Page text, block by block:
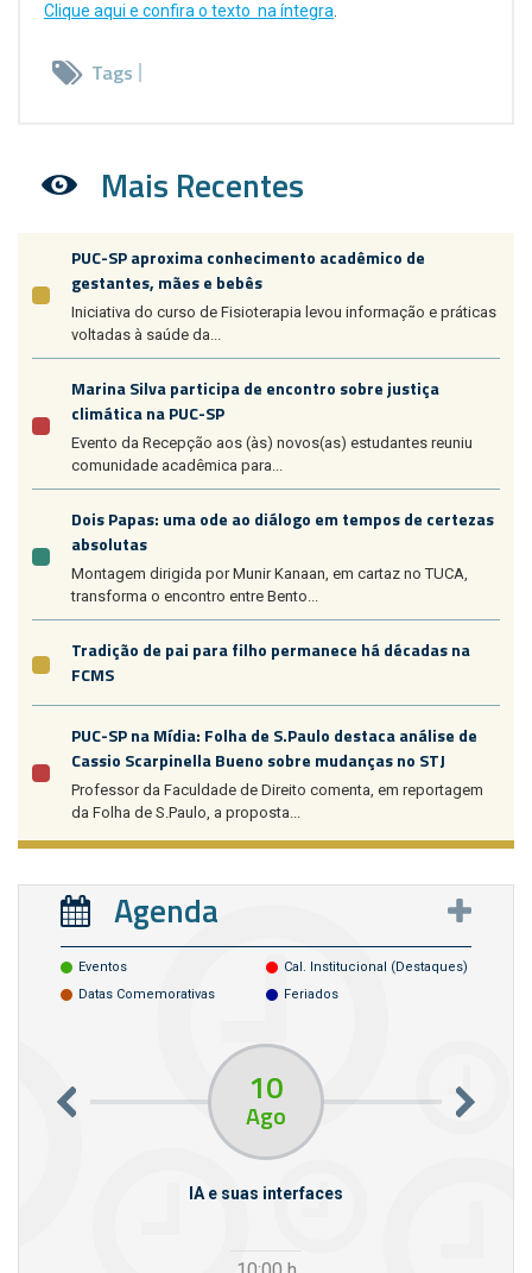
Clique aqui e confira o texto na íntegra
Tags
Mais Recentes
PUC-SP aproxima conhecimento acadêmico de
gestantes, mães e bebês
Iniciativa do curso de Fisioterapia levou informação e práticas
voltadas à saúde da...
Marina Silva participa de encontro sobre justiça
climática na PUC-SP
Evento da Recepção aos (às) novos(as) estudantes reuniu
comunidade acadêmica para...
Dois Papas: uma ode ao diálogo em tempos de certezas
absolutas
Montagem dirigida por Munir Kanaan, em cartaz no TUCA,
transforma o encontro entre Bento...
Tradição de pai para filho permanece há décadas na
FCMS
PUC-SP na Mídia: Folha de S.Paulo destaca análise de
Cassio Scarpinella Bueno sobre mudanças no STJ
Professor da Faculdade de Direito comenta, em reportagem
da Folha de S.Paulo, a proposta...
Agenda
Eventos
Cal. Institucional (destaques)
Datas Comemorativas
Feriados
10
Ago
IA e suas interfaces